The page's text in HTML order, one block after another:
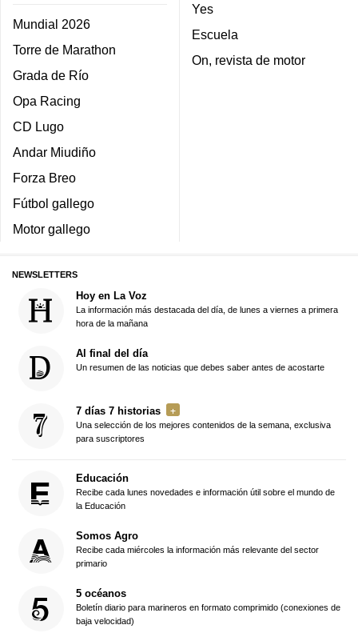
Mundial 2026
Torre de Marathon
Grada de Río
Opa Racing
CD Lugo
Andar Miudiño
Forza Breo
Fútbol gallego
Motor gallego
Yes
Escuela
On, revista de motor
NEWSLETTERS
Hoy en La Voz
La información más destacada del día, de lunes a viernes a primera
hora de la mañana
Al final del día
Un resumen de las noticias que debes saber antes de acostarte
7 días 7 historias
Una selección de los mejores contenidos de la semana, exclusiva
para suscriptores
Educación
Recibe cada lunes novedades e información útil sobre el mundo de
la Educación
Somos Agro
Recibe cada miércoles la información más relevante del sector
primario
5 océanos
Boletín diario para marineros en formato comprimido (conexiones de
baja velocidad)